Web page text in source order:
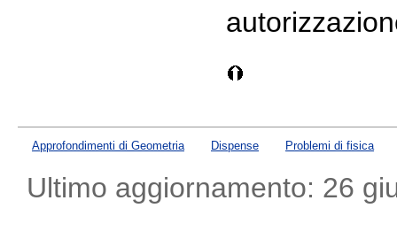
Approfondimenti di Geometria Dispense Problemi di fisica
Ultimo aggiornamento: 26